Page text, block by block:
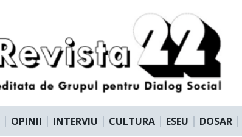
OPINII INTERVIU CULTURA ESEU DOSAR